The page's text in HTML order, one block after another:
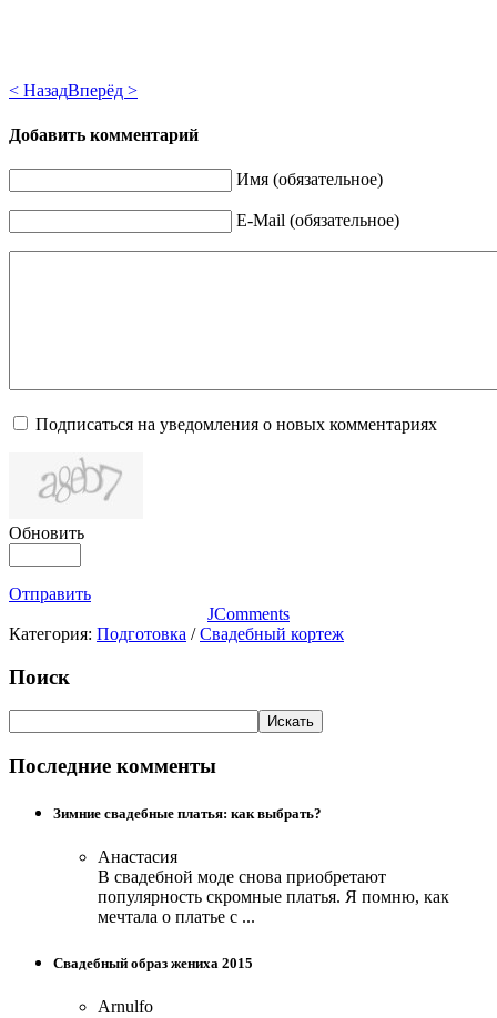
< НазадВперёд >
Добавить комментарий
Имя (обязательное)
E-Mail (обязательное)
Подписаться на уведомления о новых комментариях
Обновить
Отправить
JComments
Категория: Подготовка /Свадебный кортеж
Поиск
Последние комменты
Зимние свадебные платья: как выбрать?
Анастасия
В свадебной моде снова приобретают
популярность скромные платья. Я помню, как
мечтала о платье с ...
Свадебный образ жениха 2015
Arnulfo